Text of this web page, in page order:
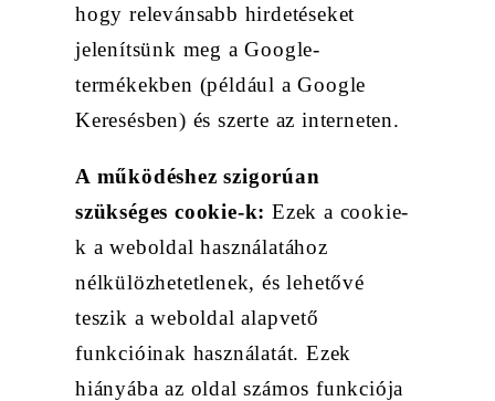
hogy relevánsabb hirdetéseket
jelenítsünk meg a Google-
termékekben (például a Google
Keresésben) és szerte az interneten.
A működéshez szigorúan
szükségescookie-k: Ezek a cookie-
k a weboldal használatához
nélkülözhetetlenek, és lehetővé
teszik a weboldal alapvető
funkcióinak használatát. Ezek
hiányába az oldal számos funkciója